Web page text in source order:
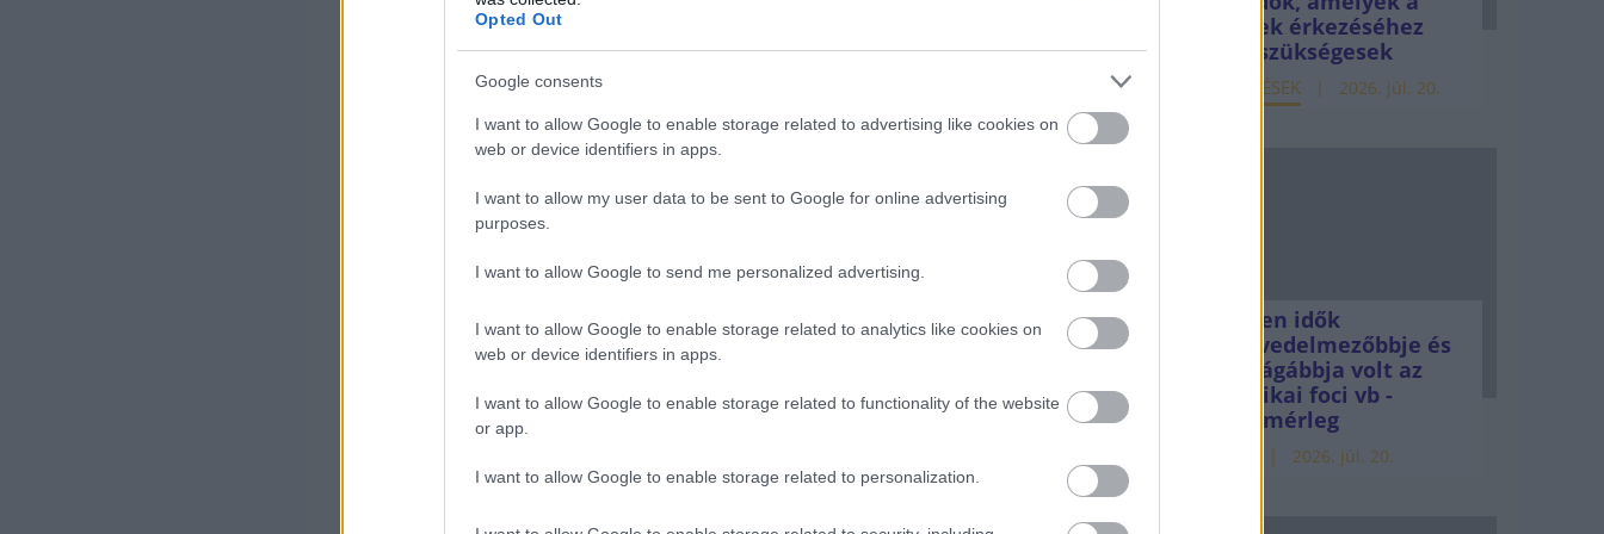
Opted Out
Google consents
I want to allow Google to enable storage related to advertising like cookies on
web or device identifiers in apps.
I want to allow my user data to be sent to Google for online advertising
purposes.
I want to allow Google to send me personalized advertising.
I want to allow Google to enable storage related to analytics like cookies on
web or device identifiers in apps.
I want to allow Google to enable storage related to functionality of the website
or app.
I want to allow Google to enable storage related to personalization.
egy egyszeri összeget, ezzel is értékelve bizalmukat. Abban hiszünk,
hogy ez a helyes hozzáállás” – mondja Bertrand Woirhaye, a Groupama
Biztosító vezérigazgatója.
Az ügyfelek a január első hetében induló és február végéig tartó
időszakban több lehetőség közül is választhatnak: rendelkezhetnek
arról, hogy a biztosító utalja át számukra a felajánlott összeget, vagy
fennálló díjfizetési kötelezettségükbe, de dönthetnek úgy is, hogy a
biztosító az összeget jótékony célra használja fel az akció indulásáig
kijelölt szervezet számára. A biztosítótársaság az akció keretében
összesen az egyedi KGFB szerződési portfóliója egyhavi díjrészének
pénzek érkezéséhez
még szükségesek
ELEMZÉSEK 2026. júl. 20.
Minden idők
legjövedelmezőbbje és
legdrágábbja volt az
amerikai foci vb -
gyorsmérleg
2026. júl. 20.